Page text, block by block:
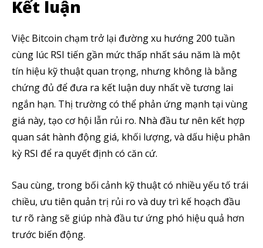
Kết luận
Việc Bitcoin chạm trở lại đường xu hướng 200 tuần
cùng lúc RSI tiến gần mức thấp nhất sáu năm là một
tín hiệu kỹ thuật quan trọng, nhưng không là bằng
chứng đủ để đưa ra kết luận duy nhất về tương lai
ngắn hạn. Thị trường có thể phản ứng mạnh tại vùng
giá này, tạo cơ hội lẫn rủi ro. Nhà đầu tư nên kết hợp
quan sát hành động giá, khối lượng, và dấu hiệu phân
kỳ RSI để ra quyết định có căn cứ.
Sau cùng, trong bối cảnh kỹ thuật có nhiều yếu tố trái
chiều, ưu tiên quản trị rủi ro và duy trì kế hoạch đầu
tư rõ ràng sẽ giúp nhà đầu tư ứng phó hiệu quả hơn
trước biến động.